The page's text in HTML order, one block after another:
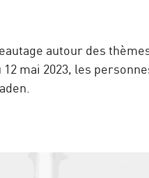
autour des
12 mai 2023, les